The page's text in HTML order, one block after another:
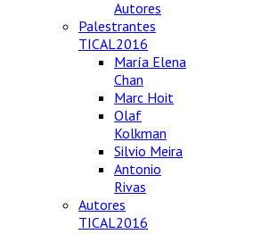
Autores
Palestrantes
TICAL2016
María Elena
Chan
Marc Hoit
Olaf
Kolkman
Silvio Meira
Antonio
Rivas
Autores
TICAL2016